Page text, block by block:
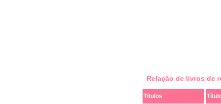
Relação de livros de
Títulos